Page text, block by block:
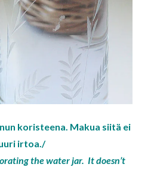
koristeena. Makua siitä ei
irtoa./
the water jar. It doesn’t